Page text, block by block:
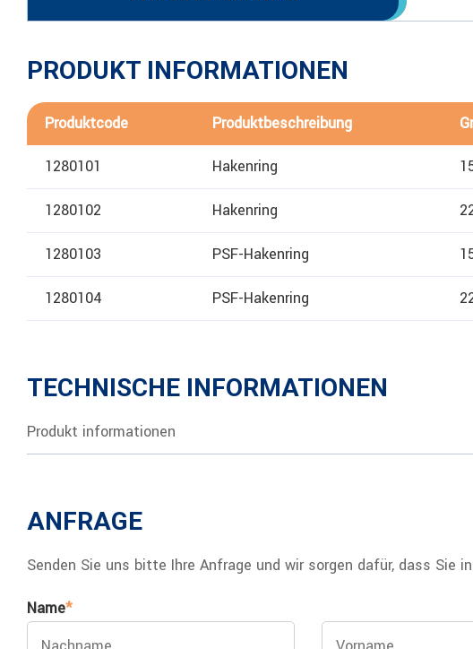
PRODUKT INFORMATIONEN
Produktcode Produktbeschreibung
1280101 Hakenring
1280102 Hakenring
1280103 PSF-Hakenring
1280104 PSF-Hakenring
TECHNISCHE INFORMATIONEN
Produkt informationen
ANFRAGE
Senden Sie uns bitte Ihre Anfrage und wir sorgen dafür, dass Sie
Name*